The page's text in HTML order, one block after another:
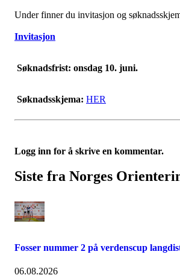
Under finner du invitasjon og
Invitasjon
Søknadsfrist: onsdag 10. juni.
Søknadsskjema: HER
Logg inn for å skrive en kommentar.
Siste fra Norges
Fosser nummer 2 på verdenscup
06.08.2026